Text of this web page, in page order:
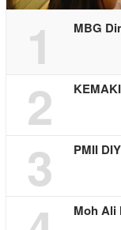
1 MBG
2
3 PMII
Moh Ali